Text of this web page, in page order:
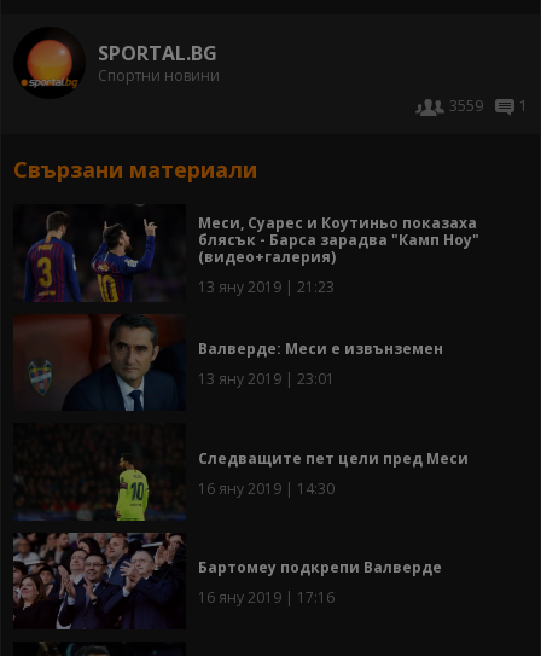
SPORTAL.BG
Спортни новини
3559
1
Свързани материали
Меси, Суарес и Коутиньо показаха
блясък - Барса зарадва "Камп Ноу"
(видео+галерия)
13 яну 2019 | 21:23
Валверде: Меси е извънземен
13 яну 2019 | 23:01
Следващите пет цели пред Меси
16 яну 2019 | 14:30
Бартомеу подкрепи Валверде
16 яну 2019 | 17:16